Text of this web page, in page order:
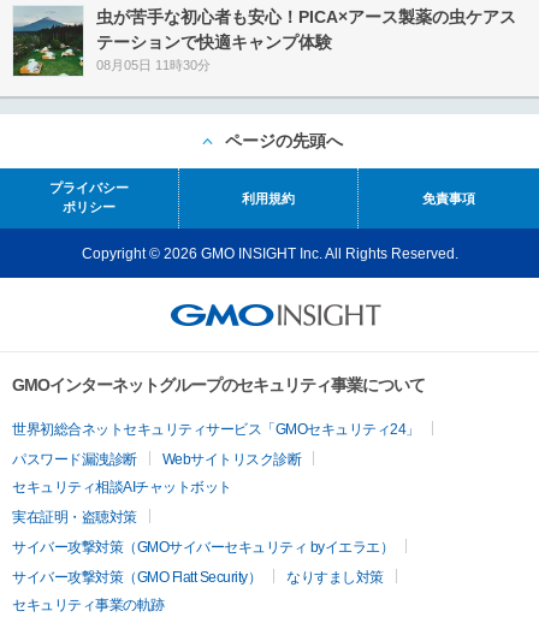
虫が苦手な初心者も安心！PICA×アース製薬の虫ケアス
テーションで快適キャンプ体験
08月05日 11時30分
ページの先頭へ
プライバシー
ポリシー
利用規約 免責事項
Copyright © 2026 GMO INSIGHT Inc. All Rights Reserved.
GMOインターネットグループのセキュリティ事業について
世界初総合ネットセキュリティサービス「GMOセキュリティ24」
パスワード漏洩診断
Webサイトリスク診断
セキュリティ相談AIチャットボット
実在証明・盗聴対策
サイバー攻撃対策（GMOサイバーセキュリティ byイエラエ）
サイバー攻撃対策（GMO Flatt Security）
なりすまし対策
セキュリティ事業の軌跡